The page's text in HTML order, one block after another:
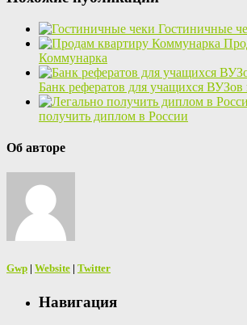
Гостиничные
Коммунарка
Банк рефератов для учащихся ВУЗов
получить диплом в России
Об авторе
Gwp | Website | Twitter
Навигация